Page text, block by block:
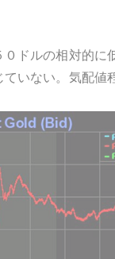
ドルの相対的に
いない。気配値